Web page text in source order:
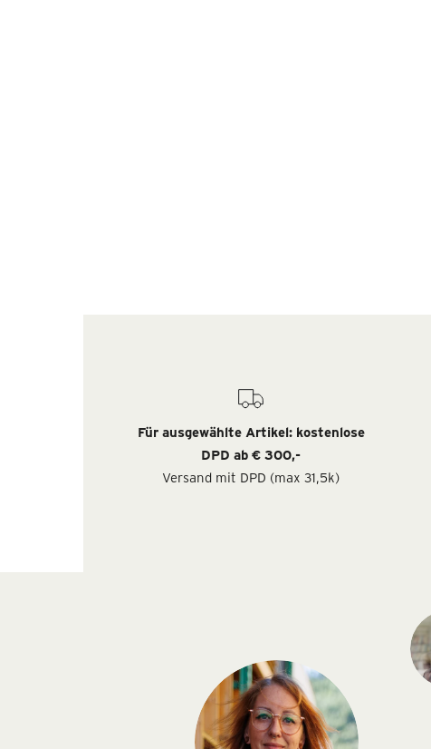
Für ausgewählte Artikel: kostenlose
DPD ab € 300,-
Versand mit DPD (max 31,5k)